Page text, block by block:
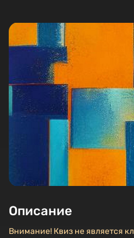
Описание
Внимание! Квиз не является